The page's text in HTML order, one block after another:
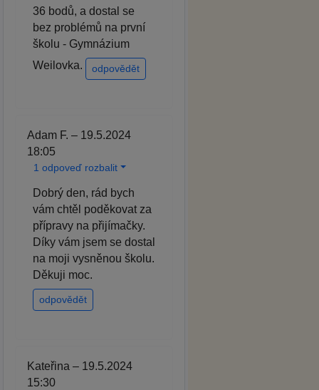
36 bodů, a dostal se
bez problémů na první
školu - Gymnázium
Weilovka.
odpovědět
Adam F. – 19.5.2024
18:05
1 odpoveď rozbalit
Dobrý den, rád bych
vám chtěl poděkovat za
přípravy na přijímačky.
Díky vám jsem se dostal
na moji vysněnou školu.
Děkuji moc.
odpovědět
Kateřina – 19.5.2024
15:30